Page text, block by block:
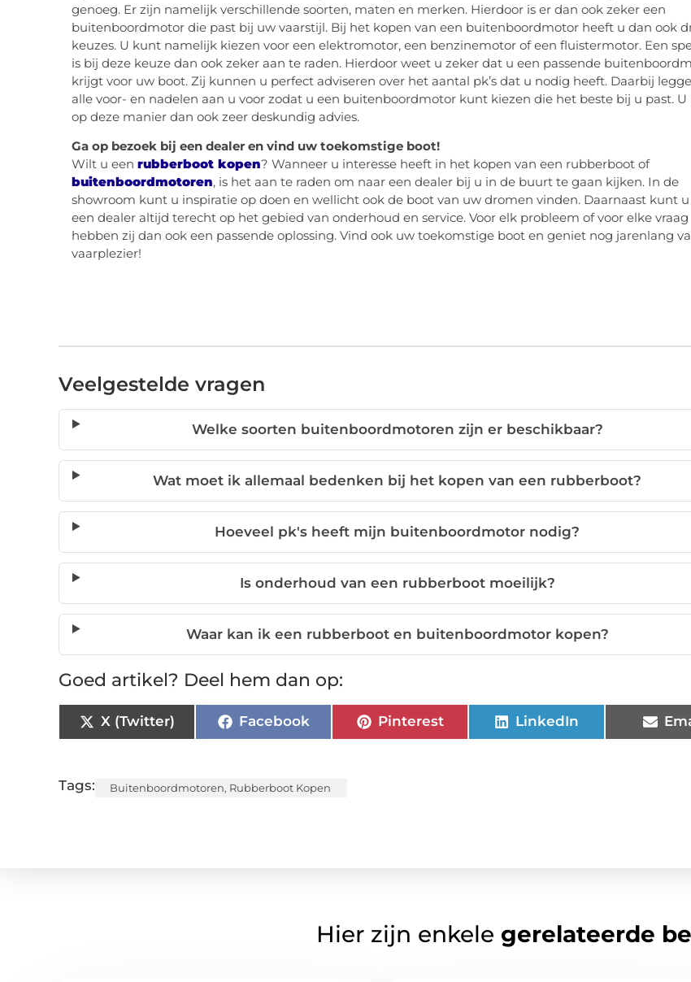
genoeg. Er zijn namelijk verschillende soorten, maten en merken. Hierdoor is er dan ook zeker een
buitenboordmotor die past bij uw vaarstijl. Bij het kopen van een buitenboordmotor heeft u dan ook
keuzes. U kunt namelijk kiezen voor een elektromotor, een benzinemotor of een fluistermotor. Een
is bij deze keuze dan ook zeker aan te raden. Hierdoor weet u zeker dat u een passende
krijgt voor uw boot. Zij kunnen u perfect adviseren over het aantal pk’s dat u nodig heeft. Daarbij
alle voor- en nadelen aan u voor zodat u een buitenboordmotor kunt kiezen die het beste bij u past.
op deze manier dan ook zeer deskundig advies.
Ga op bezoek bij een dealer en vind uw toekomstige boot!
Wilt u een rubberboot kopen? Wanneer u interesse heeft in het kopen van een rubberboot of
buitenboordmotoren, is het aan te raden om naar een dealer bij u in de buurt te gaan kijken. In de
showroom kunt u inspiratie op doen en wellicht ook de boot van uw dromen vinden. Daarnaast kunt
een dealer altijd terecht op het gebied van onderhoud en service. Voor elk probleem of voor elke vraag
hebben zij dan ook een passende oplossing. Vind ook uw toekomstige boot en geniet nog jarenlang
vaarplezier!
Veelgestelde vragen
Welke soorten buitenboordmotoren zijn er beschikbaar?
Wat moet ik allemaal bedenken bij het kopen van een rubberboot?
Hoeveel pk's heeft mijn buitenboordmotor nodig?
Is onderhoud van een rubberboot moeilijk?
Waar kan ik een rubberboot en buitenboordmotor kopen?
Goed artikel? Deel hem dan op:
X (Twitter) Facebook Pinterest LinkedIn
Tags: Buitenboordmotoren, Rubberboot Kopen
Hier zijn enkele gerelateerde